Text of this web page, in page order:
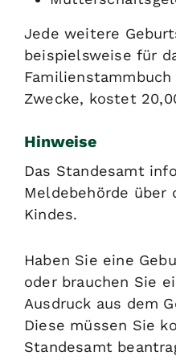
Jede weitere
beispielsweise für
Zwecke, kostet
Hinweise
Das Standesamt
Meldebehörde über
Kindes.
Haben Sie eine
oder brauchen Sie
Ausdruck aus dem
Diese müssen Sie
Standesamt